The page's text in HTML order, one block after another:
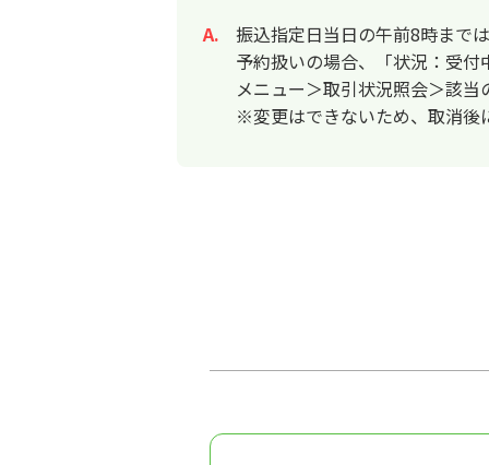
回答
振込指定日当日の午前8時まで
予約扱いの場合、「状況：受
メニュー＞取引状況照会＞該
※変更はできないため、取消後